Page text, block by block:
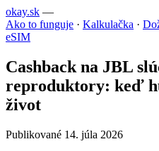
okay.sk —
Ako to funguje · Kalkulačka ·
eSIM
Cashback na JBL
reproduktory: keď
život
Publikované 14. júla 2026